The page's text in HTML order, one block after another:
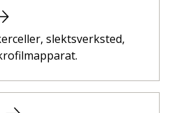
slektsverksted,